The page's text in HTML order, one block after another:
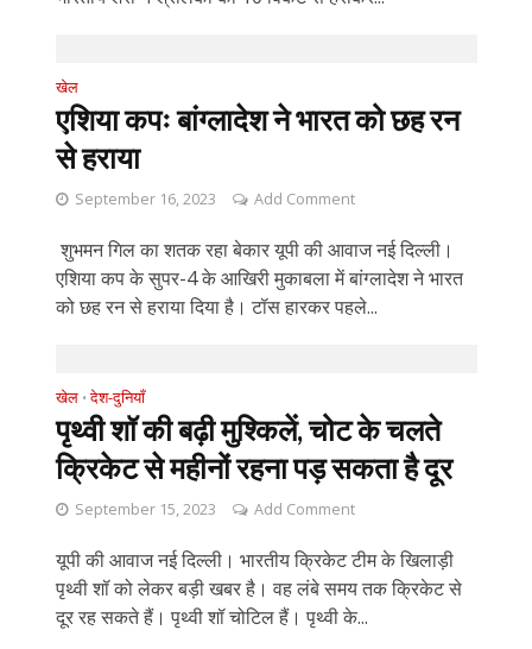
खेल
एशिया कपः बांग्लादेश ने भारत को छह रन
से हराया
September 16, 2023 Add Comment
शुभमन गिल का शतक रहा बेकार यूपी की आवाज नई दिल्ली।
एशिया कप के सुपर-4 के आखिरी मुकाबला में बांग्लादेश ने भारत
को छह रन से हराया दिया है। टॉस हारकर पहले...
खेल • देश-दुनियाँ
पृथ्वी शॉ की बढ़ी मुश्किलें, चोट के चलते
क्रिकेट से महीनों रहना पड़ सकता है दूर
September 15, 2023 Add Comment
यूपी की आवाज नई दिल्ली। भारतीय क्रिकेट टीम के खिलाड़ी
पृथ्वी शॉ को लेकर बड़ी खबर है। वह लंबे समय तक क्रिकेट से
दूर रह सकते हैं। पृथ्वी शॉ चोटिल हैं। पृथ्वी के...